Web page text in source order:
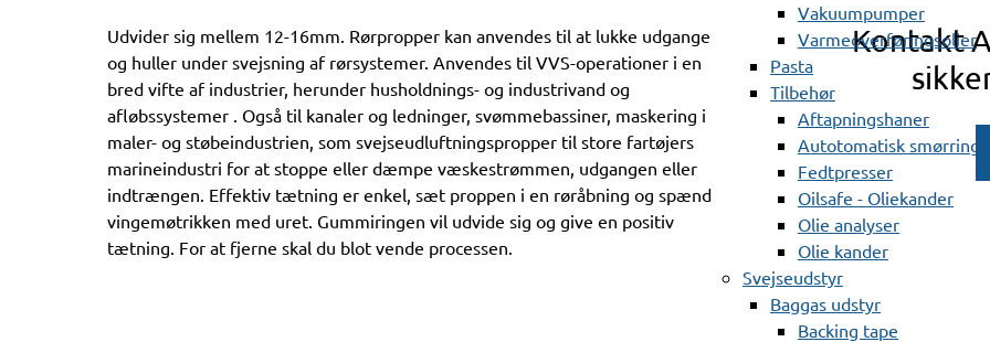
Vakuumpumper
Varmeoverføringsolier
Pasta
Tilbehør
Aftapningshaner
Autotomatisk smørring
Fedtpresser
Oilsafe - Oliekander
Olie analyser
Olie kander
Svejseudstyr
Baggas udstyr
Backing tape
Udvider sig mellem 12-16mm. Rørpropper kan anvendes til at lukke udgange
og huller under svejsning af rørsystemer. Anvendes til VVS-operationer i en
bred vifte af industrier, herunder husholdnings- og industrivand og
afløbssystemer . Også til kanaler og ledninger, svømmebassiner, maskering i
maler- og støbeindustrien, som svejseudluftningspropper til store fartøjers
marineindustri for at stoppe eller dæmpe væskestrømmen, udgangen eller
indtrængen. Effektiv tætning er enkel, sæt proppen i en røråbning og spænd
vingemøtrikken med uret. Gummiringen vil udvide sig og give en positiv
tætning. For at fjerne skal du blot vende processen.
Kontakt